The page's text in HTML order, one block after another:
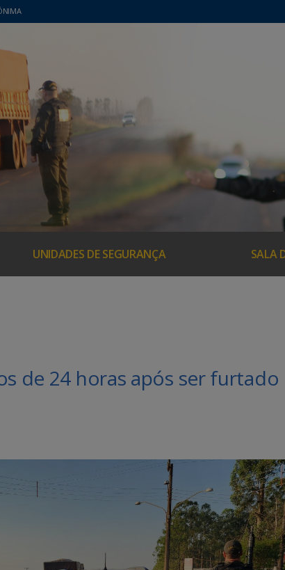
UNIDADES DE SEGURANÇA SALA
de 24 horas após ser furtado